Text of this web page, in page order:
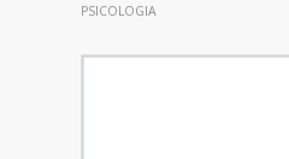
PSICOLOGIA